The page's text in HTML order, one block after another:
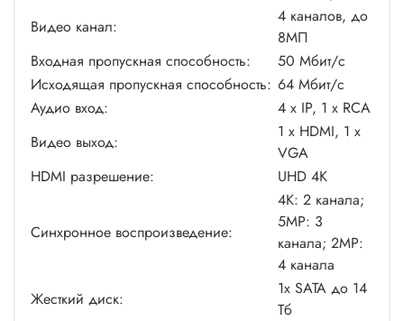
пересечение линии, оставленные/исчезнувшие объекты,
обнаружение пешехода, обнаружение лиц и подсчет
посетителей, - позволяют записывать только важные
события, экономя дисковое пространство, и
оптимизировать работу всей системы видеонаблюдения.
Видео канал:
4 каналов, до
8МП
Входная пропускная способность:
50 Мбит/c
Исходящая пропускная способность: 64 Мбит/c
Аудио вход:
4 x IP, 1 x RCA
Видео выход:
1 x HDMI, 1 x
VGA
HDMI разрешение:
UHD 4K
Синхронное воспроизведение:
4K: 2 канала;
5MP: 3
канала; 2MP:
4 канала
Жесткий диск:
1x SATA до 14
Тб